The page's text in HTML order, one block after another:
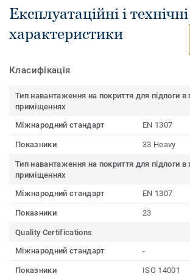
Експлуатаційні і технічні
характеристики
Класифікація
Тип навантаження на покриття для підлоги в
приміщеннях
Міжнародний стандарт
EN 1307
Показники 33 Heavy
Тип навантаження на покриття для підлоги в
приміщеннях
Міжнародний стандарт
EN 1307
Показники 23
Quality Certifications
Міжнародний стандарт
-
Показники ISO 14001